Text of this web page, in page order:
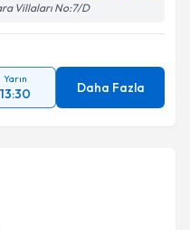
Villaları No:7/D
Yarın
13:30 Daha Fazla